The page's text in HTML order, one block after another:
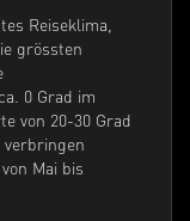
Reiseklima,
grössten
0 Grad im
von 20-30 Grad
verbringen
Mai bis